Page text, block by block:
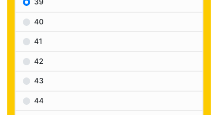
39
40
41
42
43
44